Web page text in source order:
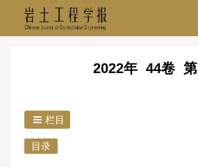
2022年 44卷 第
栏目
目录